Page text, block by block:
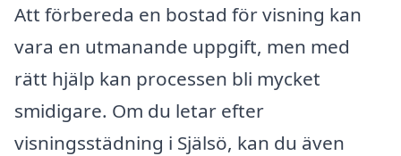
Att förbereda en bostad för visning kan
vara en utmanande uppgift, men med
rätt hjälp kan processen bli mycket
smidigare. Om du letar efter
visningsstädning i Själsö, kan du även